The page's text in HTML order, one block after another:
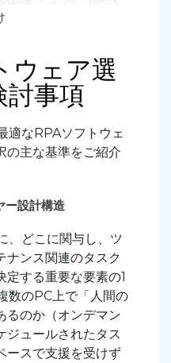
ウェア選
討事項
適なRPAソフトウェ
の主な基準をご紹介
ー設計構造
、どこに関与し、ツ
ナンス関連のタスク
定する重要な要素の1
数のPC上で「人間の
るのか（オンデマン
ジュールされたタス
ースで支援を受けず